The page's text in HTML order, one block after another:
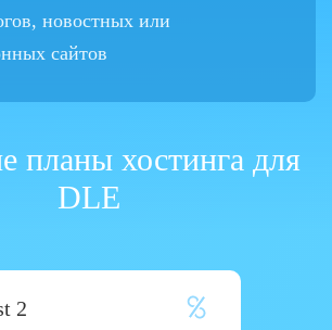
новостных или
сайтов
планы хостинга для
DLE
2